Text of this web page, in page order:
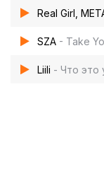
Real Girl,
SZA - Take
Liili - Что это